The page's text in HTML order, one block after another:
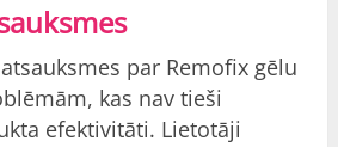
par Remofix gēlu
kas nav tieši
efektivitāti. Lietotāji